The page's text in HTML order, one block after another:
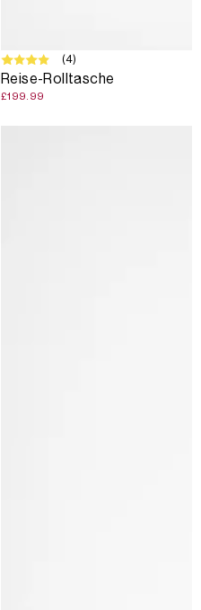
(4)
Reise-Rolltasche
£199.99